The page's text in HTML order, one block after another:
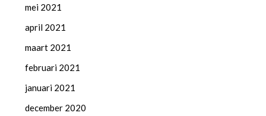
mei 2021
april 2021
maart 2021
februari 2021
januari 2021
december 2020